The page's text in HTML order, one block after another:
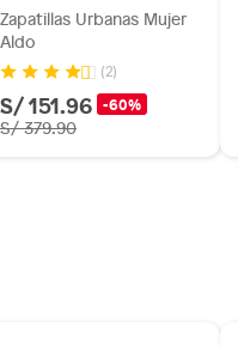
Zapatillas Urbanas Mujer
Aldo
(2)
S/ 151.96 -60%
S/ 379.90